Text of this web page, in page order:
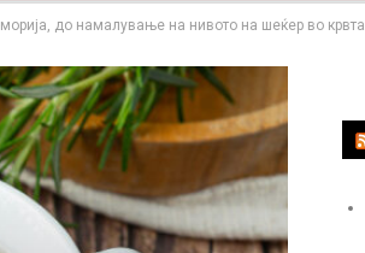
до намалување на нивото на шеќер во крвта